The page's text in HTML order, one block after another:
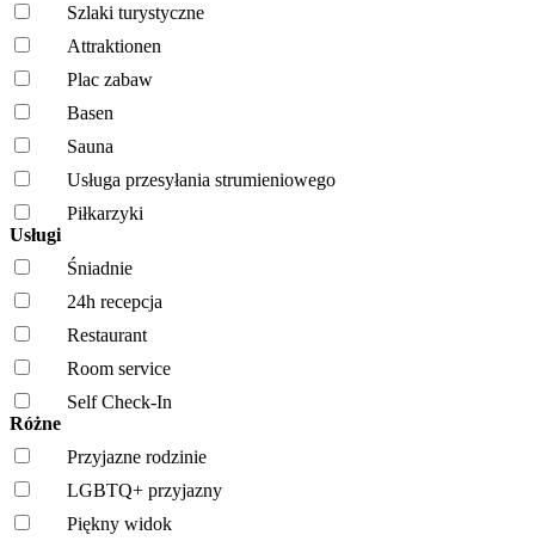
Szlaki turystyczne
Attraktionen
Plac zabaw
Basen
Sauna
Usługa przesyłania strumieniowego
Piłkarzyki
Usługi
Śniadnie
24h recepcja
Restaurant
Room service
Self Check-In
Różne
Przyjazne rodzinie
LGBTQ+ przyjazny
Piękny widok